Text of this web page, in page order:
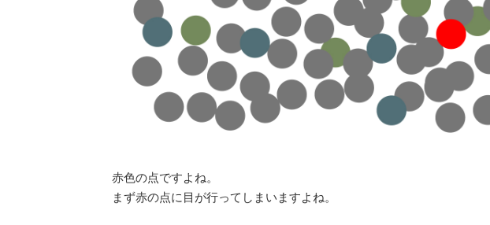
赤色の点ですよね。
まず赤の点に目が行ってしまいますよね。